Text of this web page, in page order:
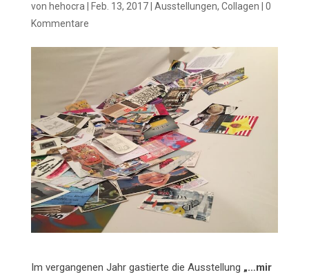
von hehocra Feb. 13, 2017| Ausstellungen, Collagen
0
Kommentare
Im vergangenen Jahr gastierte die Ausstellung „…mir